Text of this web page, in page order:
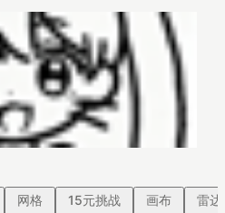
网格 15元挑战 画布 雷达